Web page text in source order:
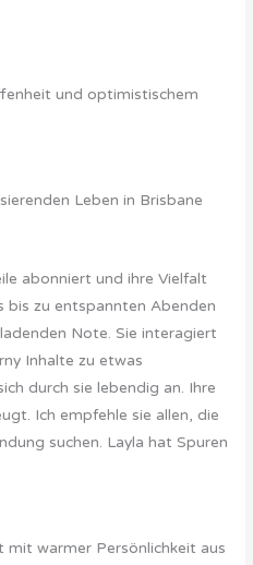
und optimistischem
Leben in Brisbane
abonniert und ihre Vielfalt
bis zu entspannten Abenden
Note. Sie interagiert
Inhalte zu etwas
durch sie lebendig an. Ihre
Ich empfehle sie allen, die
suchen. Layla hat Spuren
warmer Persönlichkeit aus